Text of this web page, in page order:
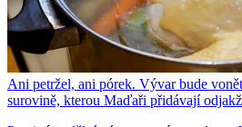
Ani petržel, ani pórek. Vývar bude
surovině, kterou Maďaři přidávají